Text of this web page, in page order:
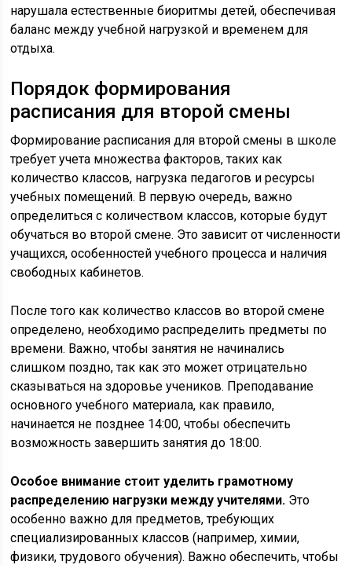
нарушала естественные биоритмы детей, обеспечивая
баланс между учебной нагрузкой и временем для
отдыха.
Порядок формирования
расписания для второй смены
Формирование расписания для второй смены в школе
требует учета множества факторов, таких как
количество классов, нагрузка педагогов и ресурсы
учебных помещений. В первую очередь, важно
определиться с количеством классов, которые будут
обучаться во второй смене. Это зависит от численности
учащихся, особенностей учебного процесса и наличия
свободных кабинетов.
После того как количество классов во второй смене
определено, необходимо распределить предметы по
времени. Важно, чтобы занятия не начинались
слишком поздно, так как это может отрицательно
сказываться на здоровье учеников. Преподавание
основного учебного материала, как правило,
начинается не позднее 14:00, чтобы обеспечить
возможность завершить занятия до 18:00.
Особое внимание стоит уделить грамотному
распределению нагрузки между учителями. Это
особенно важно для предметов, требующих
специализированных классов (например, химии,
физики, трудового обучения). Важно обеспечить, чтобы